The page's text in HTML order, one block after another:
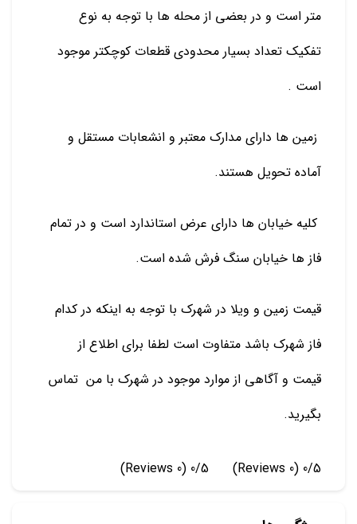
متر است و در بعضی از محله ها با توجه به نوع
تفکیک تعداد بسیار محدودی قطعات کوچکتر موجود
است .
زمین ها دارای مدارک معتبر و انشعابات مستقل و
آماده تحویل هستند.
کلیه خیابان ها دارای عرض استاندارد است و در تمام
فاز ها خیابان سنگ فرش شده است.
قیمت زمین و ویلا در شهرک با توجه به اینکه در کدام
فاز شهرک باشد متفاوت است لطفا برای اطلاع از
قیمت و آگاهی از موارد موجود در شهرک با من تماس
بگیرید.
0/5
(0 Reviews)
0/5
(0 Reviews)